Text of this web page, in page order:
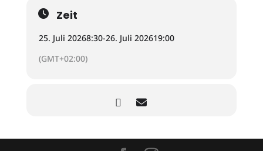
Zeit
25. Juli 20268:30-26. Juli 202619:00
(GMT+02:00)